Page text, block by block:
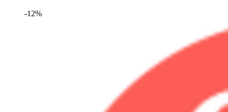
-12%